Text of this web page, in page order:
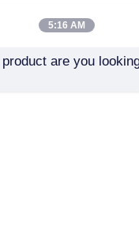
για
φινέρι
5:16 AM
are you